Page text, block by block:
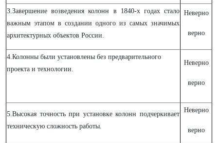
3.Завершение возведения колонн в 1840-х годах стало
важным этапом в создании одного из самых значимых
архитектурных объектов России.
Неверно
верно
4.Колонны были установлены без предварительного
проекта и технологии.
Неверно
верно
5.Высокая точность при установке колонн подчеркивает
техническую сложность работы.
Неверно
верно